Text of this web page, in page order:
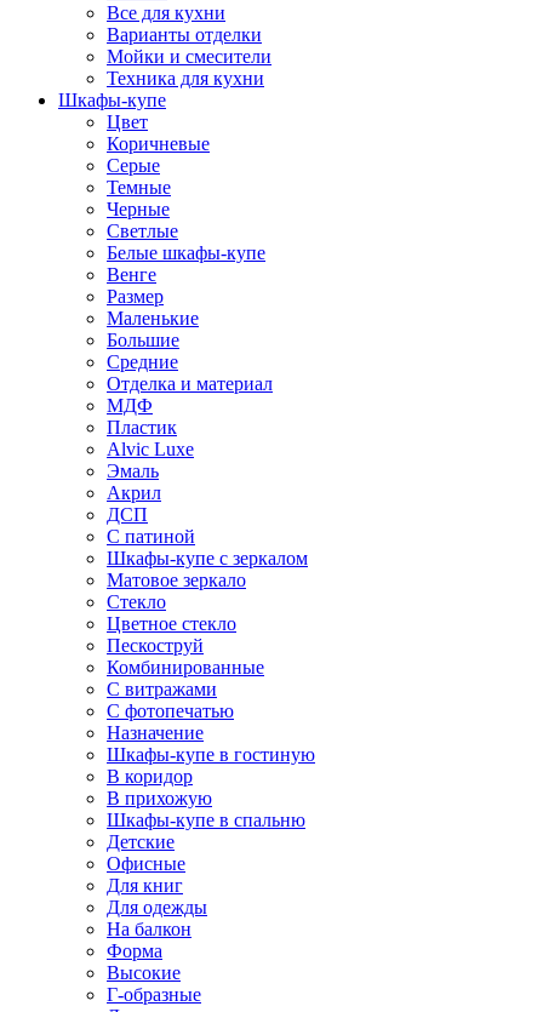
Все для кухни
Варианты отделки
Мойки и смесители
Техника для кухни
Шкафы-купе
Цвет
Коричневые
Серые
Темные
Черные
Светлые
Белые шкафы-купе
Венге
Размер
Маленькие
Большие
Средние
Отделка и материал
МДФ
Пластик
Alvic Luxe
Эмаль
Акрил
ДСП
С патиной
Шкафы-купе с зеркалом
Матовое зеркало
Стекло
Цветное стекло
Пескоструй
Комбинированные
С витражами
С фотопечатью
Назначение
Шкафы-купе в гостиную
В коридор
В прихожую
Шкафы-купе в спальню
Детские
Офисные
Для книг
Для одежды
На балкон
Форма
Высокие
Г-образные